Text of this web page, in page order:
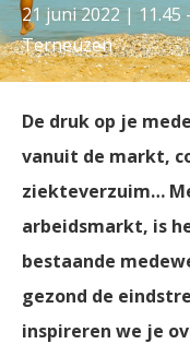
21 juni 2022 |
Terneuzen
De druk op je
vanuit de markt,
ziekteverzuim…
arbeidsmarkt, is
bestaande
gezond de
inspireren we je